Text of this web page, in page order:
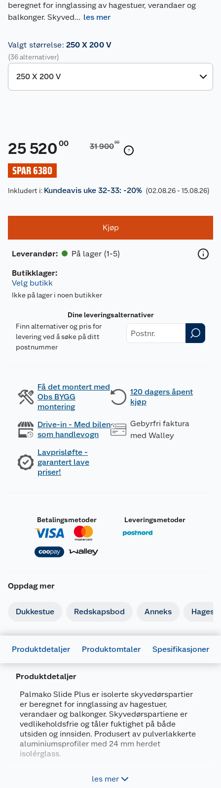
beregnet for innglassing av hagestuer, verandaer og
balkonger. Skyved... les mer
Valgt størrelse: 250 X 200 V
(36 alternativer)
25 520 00 31 90000
SPAR 6380
Inkludert i: Kundeavis uke 32-33: -20% (02.08.26 - 15.08.26)
Kjøp
Leverandør: På lager (1-5)
Butikklager:
Velg butikk
Ikke på lager i noen butikker
Dine leveringsalternativer
Finn alternativer og pris for
levering ved å søke på ditt
postnummer
Få det montert med
Obs BYGG
montering
120 dagers åpent
kjøp
Drive-in - Med bilen
som handlevogn
Gebyrfri faktura
med Walley
Lavprisløfte -
garantert lave
priser!
Betalingsmetoder Leveringsmetoder
Oppdag mer
Dukkestue Redskapsbod Anneks
Produktdetaljer Produktomtaler Spesifikasjoner
Produktdetaljer
Palmako Slide Plus er isolerte skyvedørspartier
er beregnet for innglassing av hagestuer,
verandaer og balkonger. Skyvedørspartiene er
vedlikeholdsfrie og tåler fuktighet på både
utsiden og innsiden. Produsert av pulverlakkerte
aluminiumsprofiler med 24 mm herdet
isolérglass.
les mer
Generelt
Artikkelnummer
4743142029626
Leverandørens artikkelnummer
111828
Størrelse